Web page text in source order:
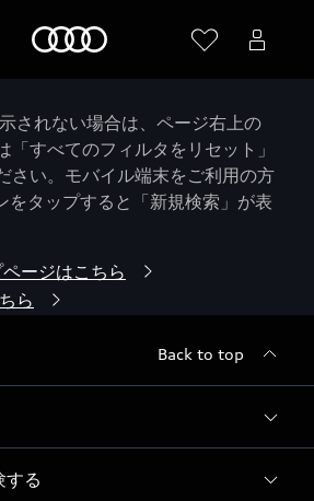
されない場合は、ページ右上の
「すべてのフィルタをリセット」
さい。モバイル端末をご利用の方
タップすると「新規検索」が表
ージはこちら
ら
Back to top
る